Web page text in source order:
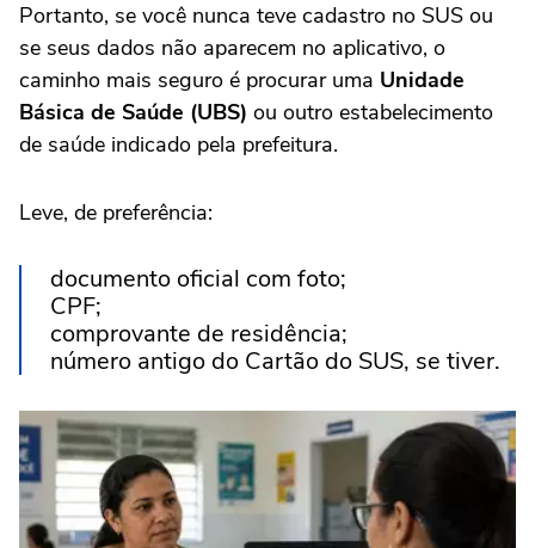
Portanto, se você nunca teve cadastro no SUS ou
se seus dados não aparecem no aplicativo, o
caminho mais seguro é procurar uma Unidade
Básica de Saúde (UBS) ou outro estabelecimento
de saúde indicado pela prefeitura.
Leve, de preferência:
documento oficial com foto;
CPF;
comprovante de residência;
número antigo do Cartão do SUS, se tiver.